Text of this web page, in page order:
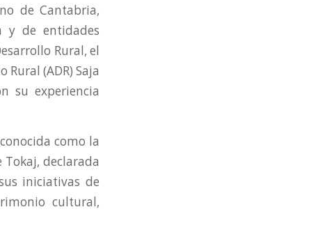
de Cantabria,
y de entidades
Rural, el
Rural (ADR) Saja
su experiencia
como la
Tokaj, declarada
iniciativas de
cultural,